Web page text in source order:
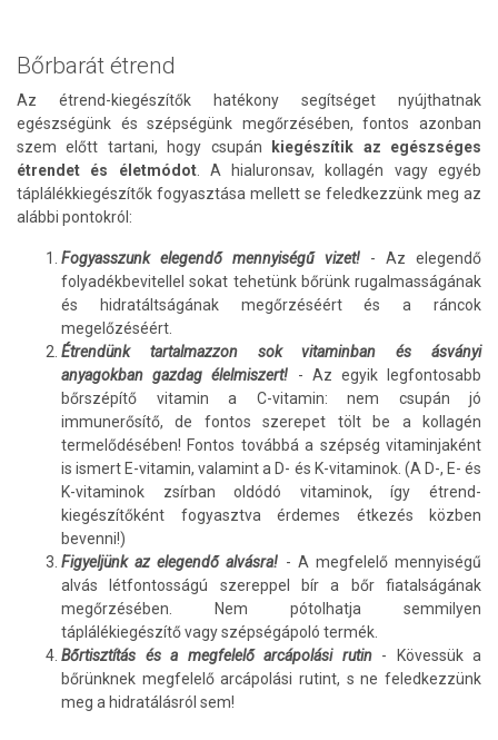
Bőrbarát étrend
Az étrend-kiegészítők hatékony segítséget nyújthatnak
egészségünk és szépségünk megőrzésében, fontos azonban
szem előtt tartani, hogy csupán
kiegészítik az egészséges
étrendet és életmódot. A hialuronsav, kollagén vagy egyéb
táplálékkiegészítők fogyasztása mellett se feledkezzünk meg az
alábbi pontokról:
Fogyasszunk elegendő mennyiségű vizet! - Az elegendő
folyadékbevitellel sokat tehetünk bőrünk rugalmasságának
és hidratáltságának megőrzéséért és a ráncok
megelőzéséért.
Étrendünk tartalmazzon sok vitaminban és ásványi
anyagokban gazdag élelmiszert! - Az egyik legfontosabb
bőrszépítő vitamin a C-vitamin: nem csupán jó
immunerősítő, de fontos szerepet tölt be a kollagén
termelődésében! Fontos továbbá a szépség vitaminjaként
is ismert E-vitamin, valamint a D- és K-vitaminok. (A D-, E- és
K-vitaminok zsírban oldódó vitaminok, így étrend-
kiegészítőként fogyasztva érdemes étkezés közben
bevenni!)
Figyeljünk az elegendő alvásra! - A megfelelő mennyiségű
alvás létfontosságú szereppel bír a bőr fiatalságának
megőrzésében. Nem pótolhatja semmilyen
táplálékiegészítő vagy szépségápoló termék.
Bőrtisztítás és a megfelelő arcápolási rutin- Kövessük a
bőrünknek megfelelő arcápolási rutint, s ne feledkezzünk
meg a hidratálásról sem!